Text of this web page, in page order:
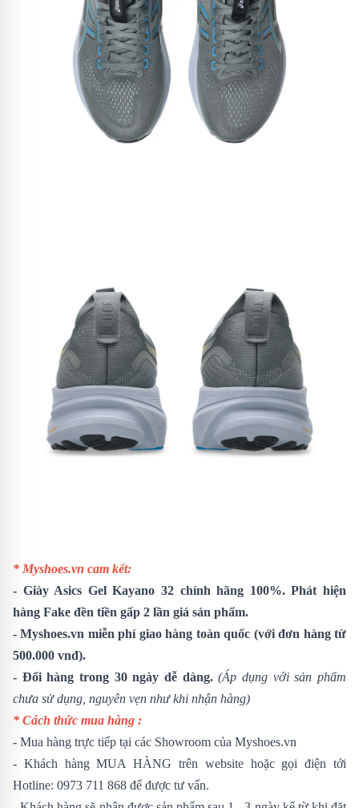
* Myshoes.vn cam kết:
- Giày Asics Gel Kayano 32 chính hãng 100%. Phát hiện
hàng Fake đền tiền gấp 2 lần giá sản phẩm.
- Myshoes.vn miễn phí giao hàng toàn quốc (với đơn hàng từ
500.000 vnđ).
- Đổi hàng trong 30 ngày dễ dàng.(Áp dụng với sản phẩm
chưa sử dụng, nguyên vẹn như khi nhận hàng)
* Cách thức mua hàng :
- Mua hàng trực tiếp tại các Showroom của Myshoes.vn
- Khách hàng MUA HÀNG trên website hoặc gọi điện tới
Hotline: 0973 711 868 để được tư vấn.